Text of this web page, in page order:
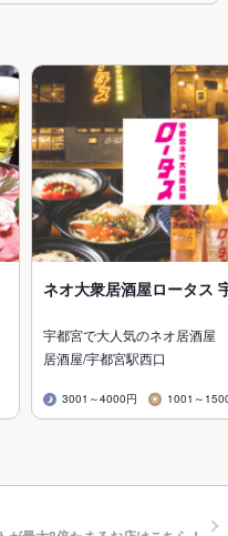
ネオ大衆居酒屋ロータス
宇都宮で大人気のネオ居酒屋
居酒屋/宇都宮駅西口
3001～4000円 1001～